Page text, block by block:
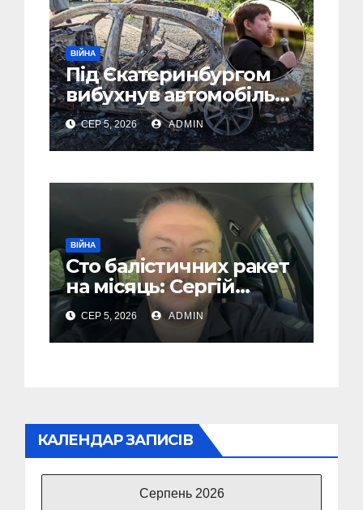
ВІЙНА
Під Єкатеринбургом
вибухнув автомобіль
голови компанії-
виробника дронів
“Упир” – перші
СЕР 5, 2026 ADMIN
ВІЙНА
Сто балістичних ракет
на місяць: Сергій
“Флеш” закликав
українців готуватися
до гіршого
СЕР 5, 2026 ADMIN
КАЛЕНДАР ЗАПИСІВ
Серпень 2026